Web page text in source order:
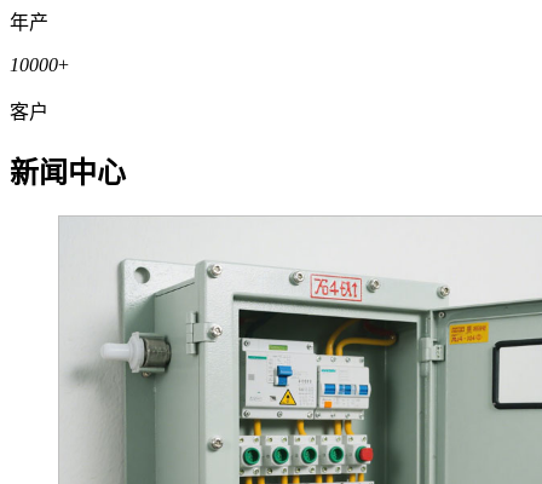
年产
10000+
客户
新闻中心